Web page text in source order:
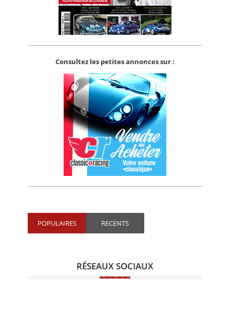
Consultez les petites annonces sur :
POPULAIRES RECENTS
RÉSEAUX SOCIAUX